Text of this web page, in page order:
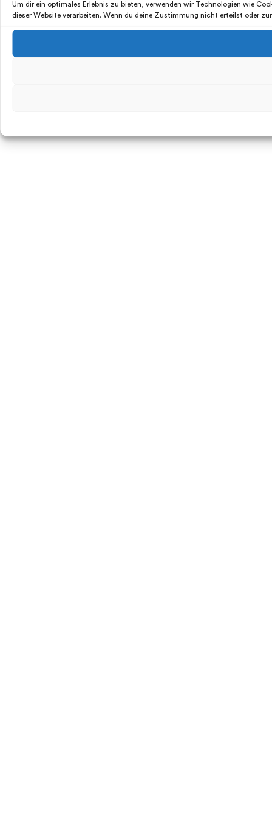
Um dir ein optimales Erlebnis zu bieten, verwenden wir Technologien wie
dieser Website verarbeiten. Wenn du deine Zustimmung nicht erteilst oder